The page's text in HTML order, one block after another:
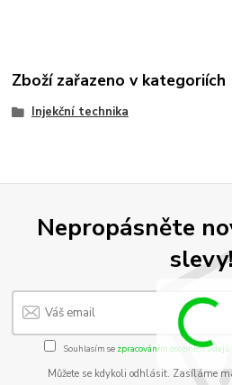
Zboží zařazeno v kategoriích
Injekční technika
Nepropásněte
slevy!
Souhlasím se zpracováním osobních údajů
Můžete se kdykoli odhlásit. Zasíláme